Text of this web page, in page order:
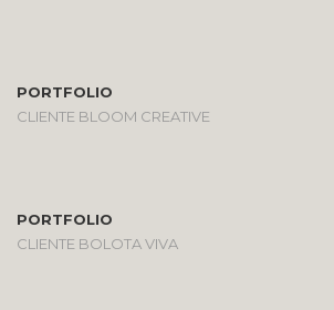
PORTFOLIO
CLIENTE BLOOM CREATIVE
PORTFOLIO
CLIENTE BOLOTA VIVA